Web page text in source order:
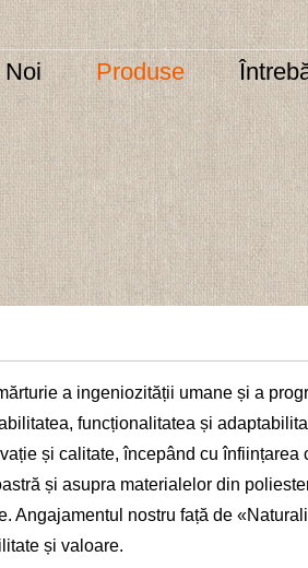
Noi Produse
a ingeniozității umane și a
funcționalitatea și
și calitate, începând cu
și asupra materialelor din
Angajamentul nostru față de
și valoare.